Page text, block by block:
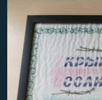
Русский
Українською
QOŞULIÑIZ!